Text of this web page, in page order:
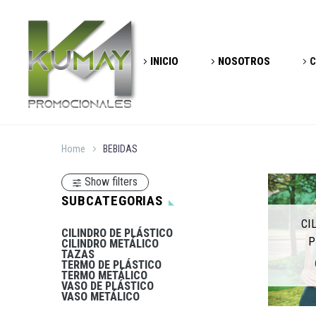
INICIO NOSOTROS
Home BEBIDAS
Show filters
SUBCATEGORIAS
CILINDRO DE PLÁSTICO
CILINDRO METÁLICO
TAZAS
TERMO DE PLÁSTICO
TERMO METÁLICO
VASO DE PLÁSTICO
VASO METÁLICO